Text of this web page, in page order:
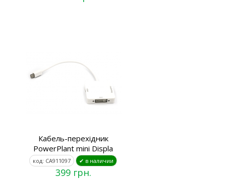
Кабель-перехідник
PowerPlant mini Displa
код: CA911097 ✔ в наличии
399 грн.